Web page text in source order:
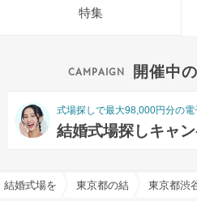
特集
開催中
式場探しで最大98,000円分の
結婚式場探しキャ
結婚式場を探すならハナユメ
東京都の結婚式場一覧
東京都渋